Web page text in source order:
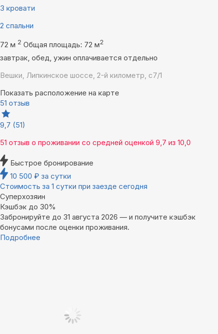
3 кровати
2 спальни
72 м 2 Общая площадь: 72 м2
завтрак, обед, ужин оплачивается отдельно
Вешки, Липкинское шоссе, 2-й километр, с7/1
Показать расположение на карте
51 отзыв
9,7 (51)
51 отзыв о проживании со средней оценкой 9,7 из 10,0
Быстрое бронирование
10 500 ₽ за сутки
Стоимость за 1 сутки при заезде сегодня
Суперхозяин
Кэшбэк до 30%
Забронируйте до 31 августа 2026 — и получите кэшбэк
бонусами после оценки проживания.
Подробнее